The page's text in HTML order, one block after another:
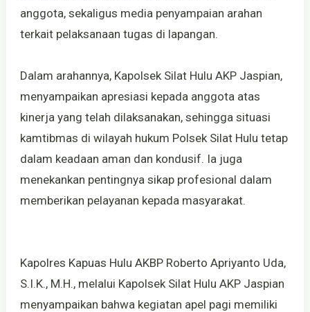
anggota, sekaligus media penyampaian arahan
terkait pelaksanaan tugas di lapangan.
Dalam arahannya, Kapolsek Silat Hulu AKP Jaspian,
menyampaikan apresiasi kepada anggota atas
kinerja yang telah dilaksanakan, sehingga situasi
kamtibmas di wilayah hukum Polsek Silat Hulu tetap
dalam keadaan aman dan kondusif. Ia juga
menekankan pentingnya sikap profesional dalam
memberikan pelayanan kepada masyarakat.
Kapolres Kapuas Hulu AKBP Roberto Apriyanto Uda,
S.I.K., M.H., melalui Kapolsek Silat Hulu AKP Jaspian
menyampaikan bahwa kegiatan apel pagi memiliki